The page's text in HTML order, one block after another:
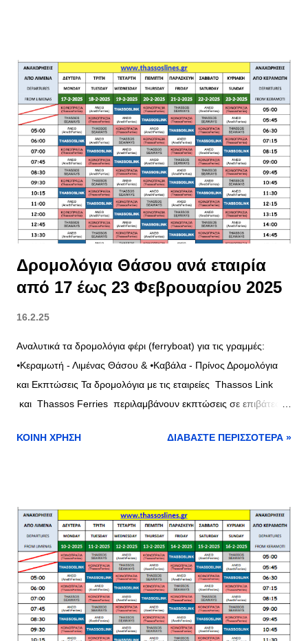
αντιπολίτευση στο χθεσινό δημοτικό συμβούλιο, μετά από
αίτησή της για προ ημερησίας συζήτησή του. Ακολούθησε η
ανάγνωση 3 ψηφισμάτων τα οποία ήταν εναντίον του έργου:
της πλειοψηφούσας παράταξης το οποίο και έλαβε τις
περισσότερες ψήφους, της «Λαϊκής Συσπείρωσης» και του
Μετώπου κατά της αποθήκευσης CO2 στον Πρίνο. Το ψήφισμα
του Μετώπου κατατέθηκε εκ μέρους 19 συλλογικών φορέων
του νησιού από τον Νησιωτικό Περιβαλλοντολογικό Σύλλογο
Θάσου. Αξίζει να σημειωθεί η διαβεβαίωση του Δημάρχου κ. Ε.
Κυριακίδη ότι έχει ...
Δρομολόγια Θάσου ανά εταιρία
από 17 έως 23 Φεβρουαρίου 2025
16.2.25
Αναλυτικά τα δρομολόγια φέρι (ferryboat) για τις γραμμές:
⦁Κεραμωτή - Λιμένας Θάσου & ⦁Καβάλα - Πρίνος Δρομολόγια
και Εκπτώσεις Τα δρομολόγια με τις εταιρείες Thassos Link
και Thassos Ferries περιλαμβάνουν εκπτώσεις σε επιβάτες
πίνακα παρακάτω και συγκρίνετε τις τιμές με τις εκπτώσεις και
μπέρδεμα με τις ονομασίες στα Ελληνικά νησιά ⦁ Αργίες 2025:
Τριήμερα, Τετραήμερα & Στατιστικά ⦁ ΑΑΔΕ | Οδηγός για
Βραχυχρόνιες Μισθώσεις Airbnb: 52 Ερωτήσεις-Απαντήσεις ⦁
Αυξήσεις στα Ακτοπλοϊκά Εισιτήρια από 1η Μαΐου 2025: Πώς οι
Νέοι Περιβαλλοντικοί Κανονισμοί Επηρεάζουν και τη Θάσο
ΚΟΙΝΉ ΧΡΉΣΗ ΔΙΑΒΆΣΤΕ ΠΕΡΙΣΣΌΤΕΡΑ »